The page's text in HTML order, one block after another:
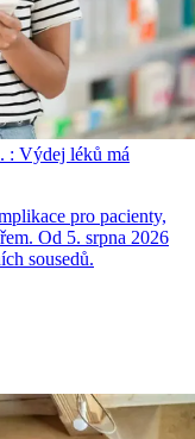
: Výdej léků má
pro pacienty,
Od 5. srpna 2026
sousedů.